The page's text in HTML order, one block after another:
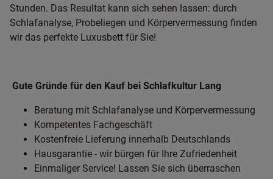
Stunden. Das Resultat kann sich sehen lassen: durch
Schlafanalyse, Probeliegen und Körpervermessung finden
wir das perfekte Luxusbett für Sie!
Gute Gründe für den Kauf bei Schlafkultur Lang
Beratung mit Schlafanalyse und Körpervermessung
Kompetentes Fachgeschäft
Kostenfreie Lieferung innerhalb Deutschlands
Hausgarantie - wir bürgen für Ihre Zufriedenheit
Einmaliger Service! Lassen Sie sich überraschen